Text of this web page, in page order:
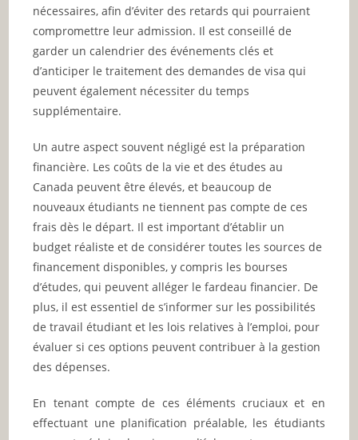
nécessaires, afin d’éviter des retards qui pourraient
compromettre leur admission. Il est conseillé de
garder un calendrier des événements clés et
d’anticiper le traitement des demandes de visa qui
peuvent également nécessiter du temps
supplémentaire.
Un autre aspect souvent négligé est la préparation
financière. Les coûts de la vie et des études au
Canada peuvent être élevés, et beaucoup de
nouveaux étudiants ne tiennent pas compte de ces
frais dès le départ. Il est important d’établir un
budget réaliste et de considérer toutes les sources de
financement disponibles, y compris les bourses
d’études, qui peuvent alléger le fardeau financier. De
plus, il est essentiel de s’informer sur les possibilités
de travail étudiant et les lois relatives à l’emploi, pour
évaluer si ces options peuvent contribuer à la gestion
des dépenses.
En tenant compte de ces éléments cruciaux et en
effectuant une planification préalable, les étudiants